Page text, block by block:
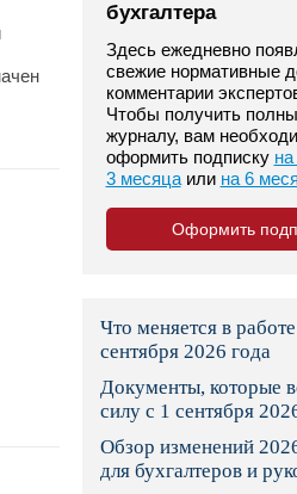
Гострудинспекция в г. Москве
Конституционный Суд
Пенсионный фонд
Правительство
Социальный фонд России
Суд общей юрисдикции
бухгалтера
Здесь ежедневно
свежие нормативные
комментарии
Чтобы получить
журналу, вам
оформить подписку
3 месяцаили на 6
Оформить
Что меняется в
сентября 2026 года
Документы, которые
силу с 1 сентября
Обзор изменений
для бухгалтеров и